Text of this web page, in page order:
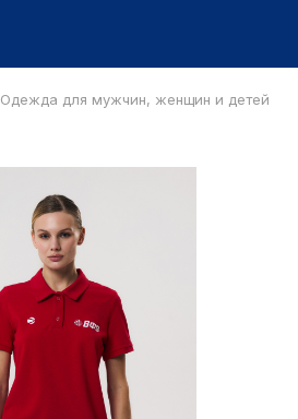
Одежда для мужчин, женщин и детей